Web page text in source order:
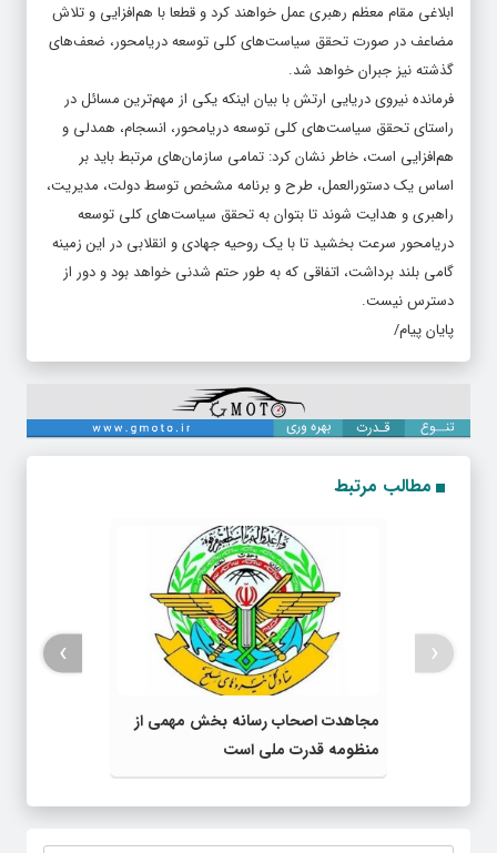
ابلاغی مقام معظم رهبری عمل خواهند کرد و قطعا با هم‌افزایی و تلاش
مضاعف در صورت تحقق سیاست‌های کلی توسعه دریامحور، ضعف‌های
گذشته نیز جبران خواهد شد.
فرمانده نیروی دریایی ارتش با بیان اینکه یکی از مهم‌ترین مسائل در
راستای تحقق سیاست‌های کلی توسعه دریامحور، انسجام، همدلی و
هم‌افزایی است، خاطر نشان کرد: تمامی سازمان‌های مرتبط باید بر
اساس یک دستورالعمل، طرح و برنامه مشخص توسط دولت، مدیریت،
راهبری و هدایت شوند تا بتوان به تحقق سیاست‌های کلی توسعه
دریامحور سرعت بخشید تا با یک روحیه جهادی و انقلابی در این زمینه
گامی بلند برداشت، اتفاقی که به طور حتم شدنی خواهد بود و دور از
دسترس نیست.
پایان پیام/
مطالب مرتبط
مجاهدت اصحاب رسانه بخش مهمی از
منظومه قدرت ملی است
‹
›